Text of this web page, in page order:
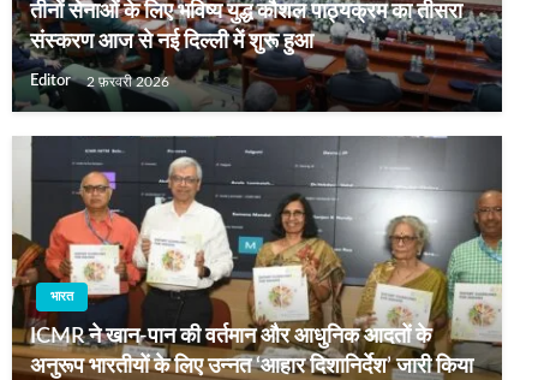
तीनों सेनाओं के लिए भविष्य युद्ध कौशल पाठ्यक्रम का तीसरा
संस्करण आज से नई दिल्ली में शुरू हुआ
Editor 2 फ़रवरी 2026
भारत
ICMR ने खान-पान की वर्तमान और आधुनिक आदतों के
अनुरूप भारतीयों के लिए उन्नत ‘आहार दिशानिर्देश’ जारी किया